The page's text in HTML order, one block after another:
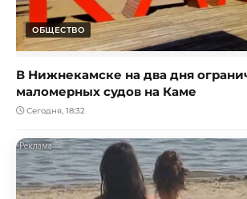
ОБЩЕСТВО
В Нижнекамске на два дня
маломерных судов на Каме
Сегодня, 18:32